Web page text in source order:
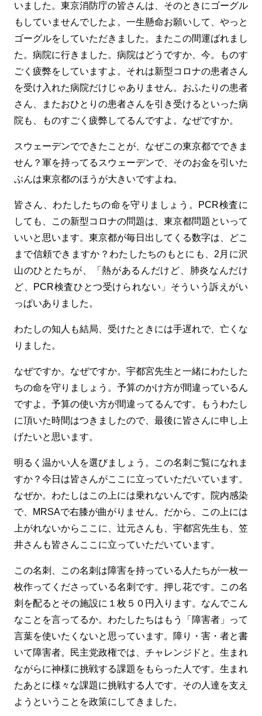
いました。東京消防庁の皆さんは、そのときにゴーグル
もしていませんでしたよ。一生懸命お願いして、やっと
ゴーグルをしていただきました。またこの間運ばれまし
た。病院に行きました。病院はどうですか、今。ものす
ごく疲弊をしていますよ。それは新型コロナの患者さん
を受け入れた病院だけじゃありません。おふたりの患者
さん、またおひとりの患者さんを引き受けるといった病
院も、ものすごく疲弊してるんですよ。なぜですか。
スウェーデンでできたことが、なぜこの東京都でできま
せん？軍を持ってるスウェーデンで、そのお金を引いた
ぶんは東京都のほうが大きいですよね。
皆さん、わたしたちの命を守りましょう。PCR検査に
しても、この新型コロナの問題は、東京都問題といって
いいと思います。東京都が毎日出してくる数字は、どこ
まで信頼できますか？わたしたちのもとにも、2月に沢
山のひとたちが、「熱があるんだけど、肺炎なんだけ
ど、PCR検査ひとつ受けられない」そういう訴えがい
っぱいありました。
わたしの知人も結局、受けたときには手遅れで、亡くな
りました。
なぜですか。なぜですか。宇都宮先生と一緒にわたした
ちの命を守りましょう。予算のかけ方が間違っているん
ですよ。予算の使い方が間違ってるんです。もうわたし
に頂いた時間はつきましたので、最後に皆さんに申し上
げたいと思います。
明るく温かい人を選びましょう。この名刺ご覧になれま
すか？今日は皆さんがここに立っていただいています。
なぜか。わたしはこの上には乗れないんです。院内感染
で、MRSAで右膝が曲がりません。だから、この上には
上がれないからここに、辻元さんも、宇都宮先生も、笠
井さんも皆さんここに立っていただいています。
この名刺、この名刺は障害を持っている人たちが一枚一
枚作ってくださっている名刺です。押し花です。この名
刺を配るとその施設に１枚５０円入ります。なんでこん
なことを言ってるか。わたしたちはもう「障害者」って
言葉を使いたくないと思っています。障り・害・者と書
いて障害者。民主党政権では、チャレンジドと。生まれ
ながらに神様に挑戦する課題をもらった人です。生まれ
たあとに様々な課題に挑戦する人です。その人達を支え
ようということを政策にしてきました。